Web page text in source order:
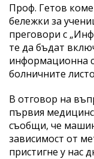
Проф. Гетов
бележки за
преговори с
те да бъдат
информационна
болничните
В отговор на
първия
съобщи, че
зависимост от
пристигне у нас